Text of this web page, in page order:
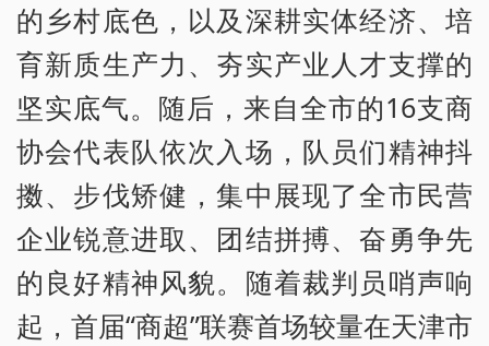
的乡村底色，以及深耕实体经济、培
育新质生产力、夯实产业人才支撑的
坚实底气。随后，来自全市的16支商
协会代表队依次入场，队员们精神抖
擞、步伐矫健，集中展现了全市民营
企业锐意进取、团结拼搏、奋勇争先
的良好精神风貌。随着裁判员哨声响
起，首届“商超”联赛首场较量在天津市